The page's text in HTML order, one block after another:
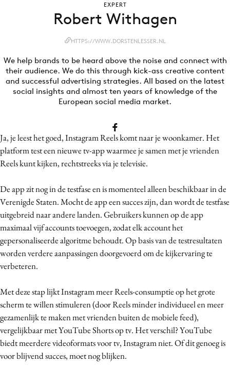
Artificial Intelligence
Campagnes
Carriere
Contentmarketing
Data & Insights
Design
Diversiteit
Effectiviteit
Gedragsverandering
Influencer marketing
Interne communicatie
Martech
Merkstrategie
PR
Programmatic
Purpose Marketing
Reputatie & crisis
Ja, je leest het goed, Instagram Reels komt naar je woonkamer. Het
platform test een nieuwe tv-app waarmee je samen met je vrienden
Reels kunt kijken, rechtstreeks via je televisie.
De app zit nog in de testfase en is momenteel alleen beschikbaar in de
Verenigde Staten. Mocht de app een succes zijn, dan wordt de testfase
uitgebreid naar andere landen. Gebruikers kunnen op de app
maximaal vijf accounts toevoegen, zodat elk account het
gepersonaliseerde algoritme behoudt. Op basis van de testresultaten
worden verdere aanpassingen doorgevoerd om de kijkervaring te
verbeteren.
Met deze stap lijkt Instagram meer Reels-consumptie op het grote
scherm te willen stimuleren (door Reels minder individueel en meer
gezamenlijk te maken met vrienden buiten de mobiele feed),
vergelijkbaar met YouTube Shorts op tv. Het verschil? YouTube
biedt meerdere videoformats voor tv, Instagram niet. Of dit genoeg is
voor blijvend succes, moet nog blijken.
EXPERT
Robert Withagen
HTTPS://WWW.DORSTENLESSER.NL
We help brands to be heard above the noise and connect with
their audience. We do this through kick-ass creative content
and successful advertising strategies. All based on the latest
social insights and almost ten years of knowledge of the
European social media market.